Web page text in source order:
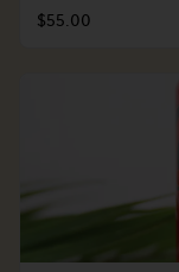
$55.00